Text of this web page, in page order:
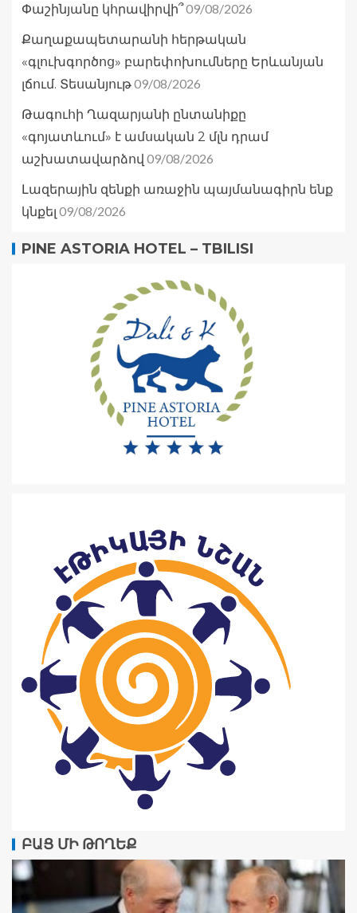
Փաշինյանը կհրավիրվի՞09/08/2026
Քաղաքապետարանի հերթական
«գլուխգործոց» բարեփոխումները Երևանյան
լճում. Տեսանյութ09/08/2026
Թագուհի Ղազարյանի ընտանիքը
«գոյատևում» է ամսական 2 մլն դրամ
աշխատավարձով 09/08/2026
Լազերային զենքի առաջին պայմանագիրն ենք
կնքել 09/08/2026
PINE ASTORIA HOTEL – TBILISI
ԲԱՑ ՄԻ ԹՈՂԵՔ